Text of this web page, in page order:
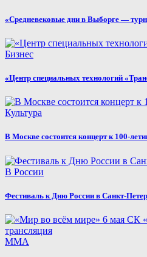
«Средневековые дни в Выборге —
Бизнес
«Центр специальных технологий
Культура
В Москве состоится концерт к 100-
В России
Фестиваль к Дню России в Санкт-
MMA